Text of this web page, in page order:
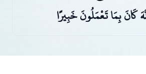
كَانَ بِمَا تَعْمَلُونَ خَبِيرًا